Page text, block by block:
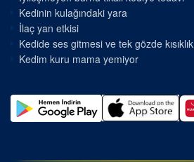
Kedinin kulağındaki yara
İlaç yan etkisi
Kedide ses gitmesi ve tek gözde kısıklık
Kedim kuru mama yemiyor